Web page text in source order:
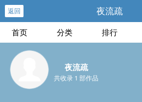
返回 夜流疏
首页 分类 排行
夜流疏
共收录 1 部作品